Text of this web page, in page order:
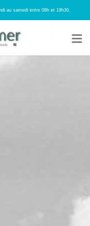
au samedi entre 08h et 19h30.